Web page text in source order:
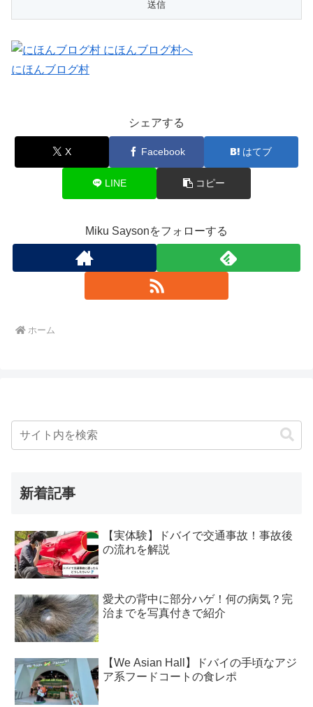
にほんブログ村
シェアする
X Facebook はてブ
LINE コピー
Miku Saysonをフォローする
ホーム
新着記事
【実体験】ドバイで交通事故！事故後
の流れを解説
愛犬の背中に部分ハゲ！何の病気？完
治までを写真付きで紹介
【We Asian Hall】ドバイの手頃なアジ
ア系フードコートの食レポ